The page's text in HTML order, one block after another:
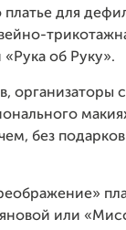
для
об Руку».
организаторы
без
или